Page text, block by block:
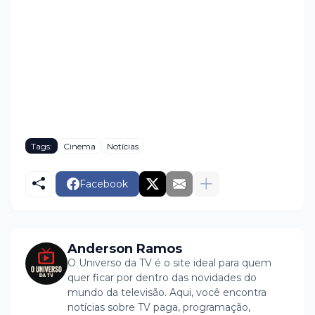
Tags: Cinema Notícias
Facebook
Anderson Ramos
O Universo da TV é o site ideal para quem
quer ficar por dentro das novidades do
mundo da televisão. Aqui, você encontra
notícias sobre TV paga, programação,